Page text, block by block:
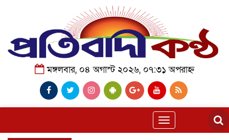
মঙ্গলবার, ০৪ অগাস্ট ২০২৬, ০৭:৩১ অপরাহ্ন
Toggle
navigation